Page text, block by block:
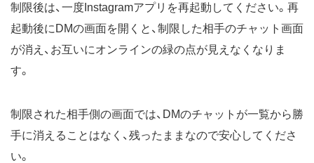
制限後は、一度Instagramアプリを再起動してください。再
起動後にDMの画面を開くと、制限した相手のチャット画面
が消え、お互いにオンラインの緑の点が見えなくなりま
す。
制限された相手側の画面では、DMのチャットが一覧から勝
手に消えることはなく、残ったままなので安心してくださ
い。